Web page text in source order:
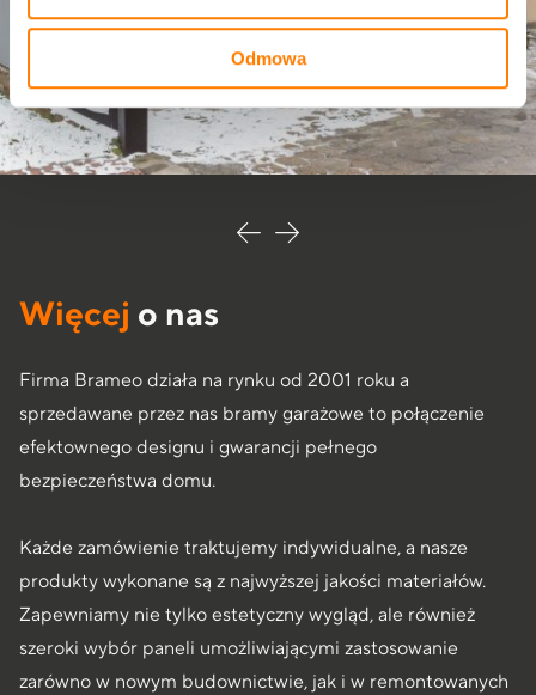
Odmowa
Więcej o nas
Firma Brameo działa na rynku od 2001 roku a
sprzedawane przez nas bramy garażowe to połączenie
efektownego designu i gwarancji pełnego
bezpieczeństwa domu.
Każde zamówienie traktujemy indywidualne, a nasze
produkty wykonane są z najwyższej jakości materiałów.
Zapewniamy nie tylko estetyczny wygląd, ale również
szeroki wybór paneli umożliwiającymi zastosowanie
zarówno w nowym budownictwie, jak i w remontowanych